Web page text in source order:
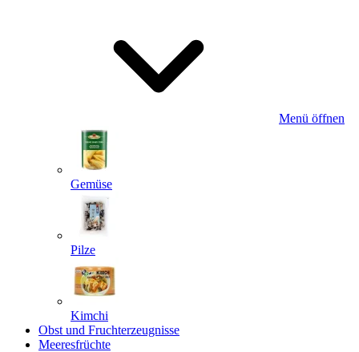
Menü öffnen
Gemüse
Pilze
Kimchi
Obst und Fruchterzeugnisse
Meeresfrüchte